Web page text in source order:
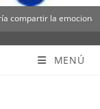
compartir la
MENÚ